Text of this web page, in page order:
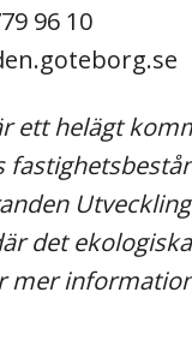
96 10
ett helägt
det
mer